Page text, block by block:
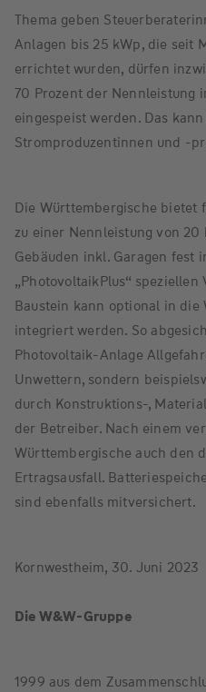
Thema geben
Anlagen bis 25 kWp, die seit
errichtet wurden, dürfen
70 Prozent der Nennleistung
eingespeist werden. Das
Stromproduzentinnen und -
Die Württembergische bietet
zu einer Nennleistung von 20
Gebäuden inkl. Garagen fest
„PhotovoltaikPlus“
Baustein kann optional in die
integriert werden. So
Photovoltaik-Anlage
Unwettern, sondern
durch Konstruktions-,
der Betreiber. Nach einem
Württembergische auch den
Ertragsausfall.
sind ebenfalls mitversichert.
Kornwestheim, 30. Juni 2023
Die W&W-Gruppe
1999 aus dem